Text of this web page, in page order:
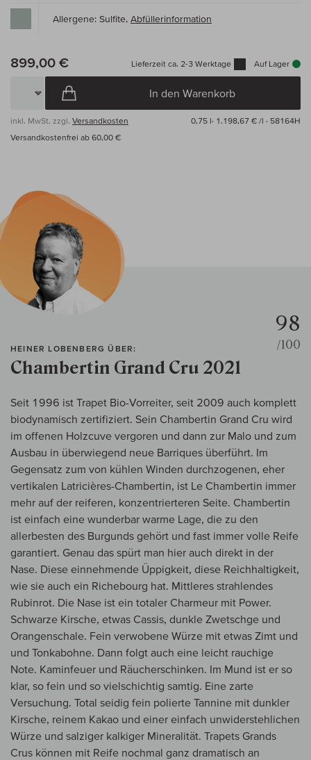
Allergene: Sulfite, Abfüllerinformation
899,00 € Lieferzeit ca. 2-3 Werktage Auf Lager
In den Warenkorb
inkl. MwSt, zzgl. Versandkosten 0,75 l· 1.198,67 € /l · 58164H
Versandkostenfrei ab 60,00 €
HEINER LOBENBERG ÜBER:
Chambertin Grand Cru 2021
98
/100
Seit 1996 ist Trapet Bio-Vorreiter, seit 2009 auch komplett
biodynamisch zertifiziert. Sein Chambertin Grand Cru wird
im offenen Holzcuve vergoren und dann zur Malo und zum
Ausbau in überwiegend neue Barriques überführt. Im
Gegensatz zum von kühlen Winden durchzogenen, eher
vertikalen Latricières-Chambertin, ist Le Chambertin immer
mehr auf der reiferen, konzentrierteren Seite. Chambertin
ist einfach eine wunderbar warme Lage, die zu den
allerbesten des Burgunds gehört und fast immer volle Reife
garantiert. Genau das spürt man hier auch direkt in der
Nase. Diese einnehmende Üppigkeit, diese Reichhaltigkeit,
wie sie auch ein Richebourg hat. Mittleres strahlendes
Rubinrot. Die Nase ist ein totaler Charmeur mit Power.
Schwarze Kirsche, etwas Cassis, dunkle Zwetschge und
Orangenschale. Fein verwobene Würze mit etwas Zimt und
und Tonkabohne. Dann folgt auch eine leicht rauchige
Note. Kaminfeuer und Räucherschinken. Im Mund ist er so
klar, so fein und so vielschichtig samtig. Eine zarte
Versuchung. Total seidig fein polierte Tannine mit dunkler
Kirsche, reinem Kakao und einer einfach unwiderstehlichen
Würze und salziger kalkiger Mineralität. Trapets Grands
Crus können mit Reife nochmal ganz dramatisch an